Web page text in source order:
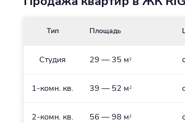
Тип Площадь
Студия 29 — 35 м2
1-комн. кв. 39 — 52 м2
2-комн. кв. 56 — 98 м2